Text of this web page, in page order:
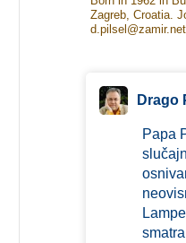
Zagreb, Croatia.
d.pilsel@zamir.net
Drago
Papa